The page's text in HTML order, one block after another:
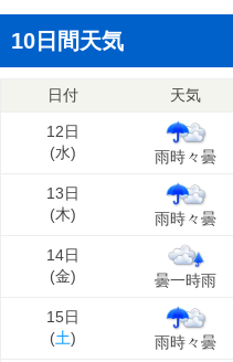
10日間天気
日付 天気
12日
(水) 雨時々曇
13日
(木) 雨時々曇
14日
(金) 曇一時雨
15日
(土) 雨時々曇